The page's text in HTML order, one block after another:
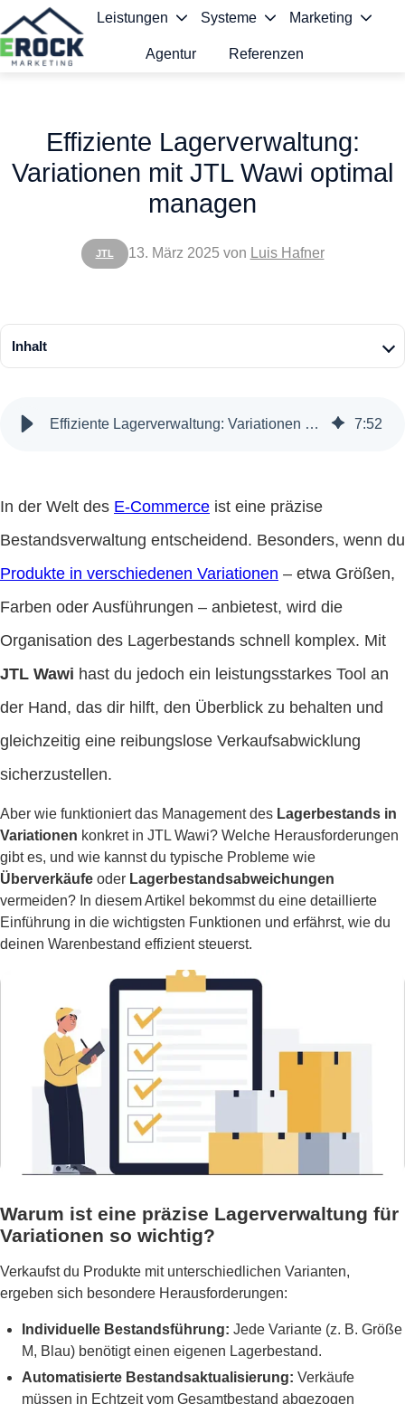
Leistungen Systeme Marketing
Agentur Referenzen
JTL
Effiziente Lagerverwaltung:
Variationen mit JTL Wawi optimal
managen
13. März 2025 von Luis Hafner
Inhalt
Effiziente Lagerverwaltung: Variationen mit JTL Wawi optimal managen 7:52
In der Welt des E-Commerce ist eine präzise
Bestandsverwaltung entscheidend. Besonders, wenn du
Produkte in verschiedenen Variationen – etwa Größen,
Farben oder Ausführungen – anbietest, wird die
Organisation des Lagerbestands schnell komplex. Mit
JTL Wawi hast du jedoch ein leistungsstarkes Tool an
der Hand, das dir hilft, den Überblick zu behalten und
gleichzeitig eine reibungslose Verkaufsabwicklung
sicherzustellen.
Aber wie funktioniert das Management des Lagerbestands in
Variationen konkret in JTL Wawi? Welche Herausforderungen
gibt es, und wie kannst du typische Probleme wie
Überverkäufe oder Lagerbestandsabweichungen
vermeiden? In diesem Artikel bekommst du eine detaillierte
Einführung in die wichtigsten Funktionen und erfährst, wie du
deinen Warenbestand effizient steuerst.
Warum ist eine präzise Lagerverwaltung für
Variationen so wichtig?
Verkaufst du Produkte mit unterschiedlichen Varianten,
ergeben sich besondere Herausforderungen:
Individuelle Bestandsführung: Jede Variante (z. B. Größe
M, Blau) benötigt einen eigenen Lagerbestand.
Automatisierte Bestandsaktualisierung: Verkäufe
müssen in Echtzeit vom Gesamtbestand abgezogen